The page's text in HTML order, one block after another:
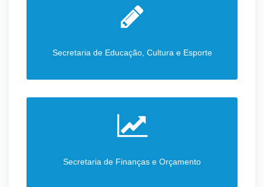
Secretaria de Educação, Cultura e Esporte
Secretaria de Finanças e Orçamento